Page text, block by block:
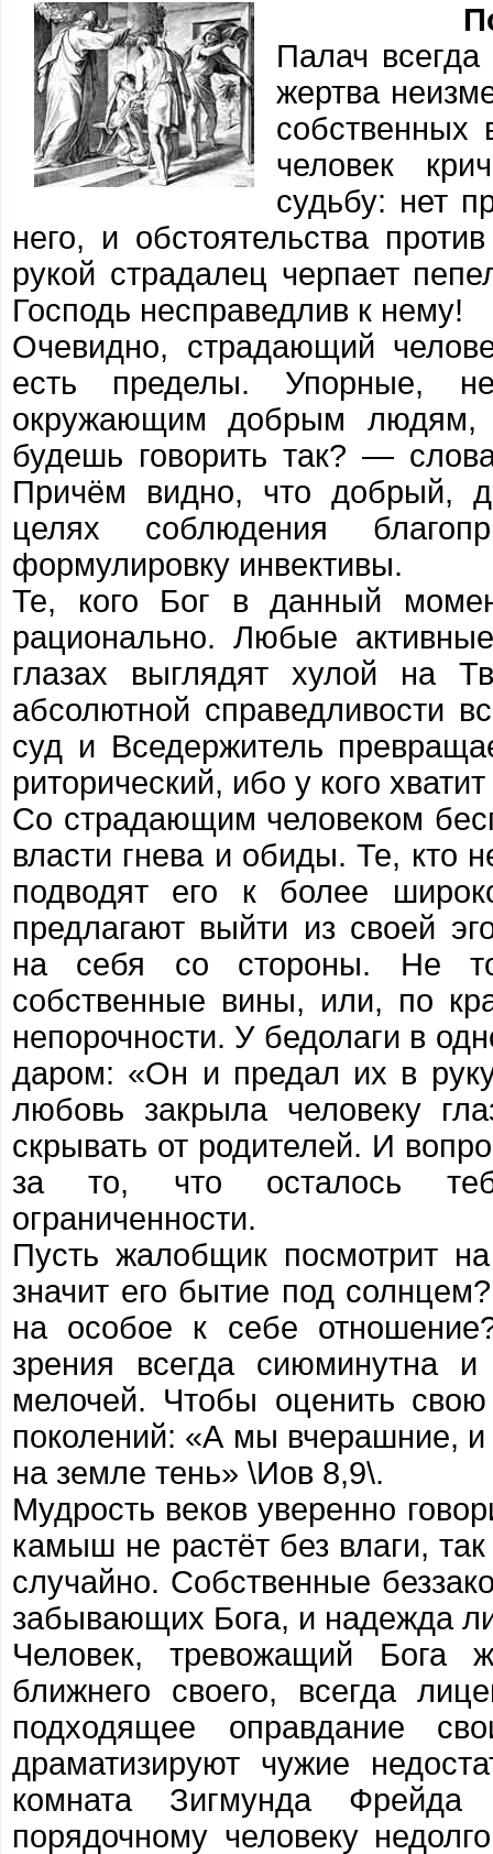
Палач
жертва
собственных
человек
судьбу: нет
него, и обстоятельства
рукой страдалец черпает
Господь несправедлив к нему!
Очевидно, страдающий
есть пределы. Упорные,
окружающим добрым людям,
будешь говорить так? —
Причём видно, что добрый,
целях соблюдения
формулировку инвективы.
Те, кого Бог в данный
рационально. Любые
глазах выглядят хулой на
абсолютной справедливости
суд и Вседержитель
риторический, ибо у кого
Со страдающим человеком
власти гнева и обиды. Те, кто
подводят его к более
предлагают выйти из своей
на себя со стороны. Не
собственные вины, или, по
непорочности. У бедолаги в
даром: «Он и предал их в
любовь закрыла человеку
скрывать от родителей. И
за то, что осталось
ограниченности.
Пусть жалобщик посмотрит
значит его бытие под
на особое к себе
зрения всегда сиюминутна
мелочей. Чтобы оценить
поколений: «А мы вчерашние,
на земле тень» \Иов 8,9\.
Мудрость веков уверенно
камыш не растёт без влаги,
случайно. Собственные
забывающих Бога, и надежда
Человек, тревожащий Бога
ближнего своего, всегда
подходящее оправдание
драматизируют чужие
комната Зигмунда Фрейда
порядочному человеку